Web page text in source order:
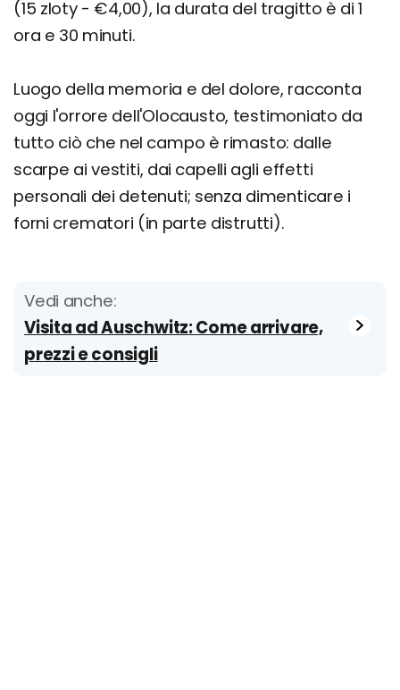
(15 zloty - €4,00), la durata del tragitto è di 1
ora e 30 minuti.
Luogo della memoria e del dolore, racconta
oggi l'orrore dell'Olocausto, testimoniato da
tutto ciò che nel campo è rimasto: dalle
scarpe ai vestiti, dai capelli agli effetti
personali dei detenuti; senza dimenticare i
forni crematori (in parte distrutti).
Vedi anche:
Visita ad Auschwitz: Come arrivare,
prezzi e consigli